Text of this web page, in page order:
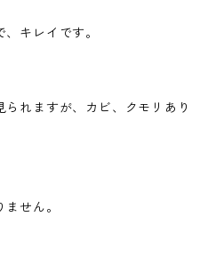
キレイです。
れますが、カビ、クモリあり
せん。